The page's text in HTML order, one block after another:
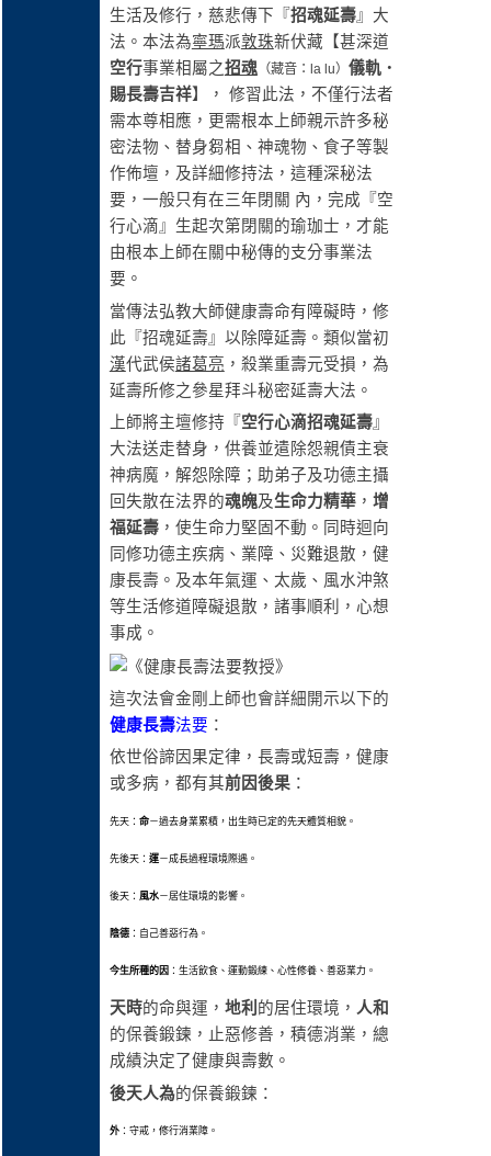
生活及修行，慈悲傳下『招魂延壽』大
法。本法為寧瑪派敦珠新伏藏【甚深道
空行事業相屬之招魂（藏音：la lu） 儀軌‧
賜長壽吉祥】， 修習此法，不僅行法者
需本尊相應，更需根本上師親示許多秘
密法物、替身芻相、神魂物、食子等製
作佈壇，及詳細修持法，這種深秘法
要，一般只有在三年閉關 內，完成『空
行心滴』生起次第閉關的瑜珈士，才能
由根本上師在關中秘傳的支分事業法
要。
當傳法弘教大師健康壽命有障礙時，修
此『招魂延壽』以除障延壽。類似當初
漢代武侯諸葛亮 ，殺業重壽元受損，為
延壽所修之參星拜斗秘密延壽大法。
上師將主壇修持『空行心滴招魂延壽』
大法送走替身，供養並遣除怨親債主衰
神病魔，解怨除障；助弟子及功德主攝
回失散在法界的魂魄及生命力精華， 增
福延壽，使生命力堅固不動。同時迴向
同修功德主疾病、業障、災難退散，健
康長壽。及本年氣運、太歲、風水沖煞
等生活修道障礙退散，諸事順利，心想
事成。
這次法會金剛上師也會詳細開示以下的
健康長壽法要 ：
依世俗諦因果定律，長壽或短壽，健康
或多病，都有其前因後果：
先天： 命－過去身業累積，出生時已定的先天體質相貌。
先後天： 運－成長過程環境際遇。
後天： 風水－居住環境的影響。
陰德：自己善惡行為。
今生所種的因 ：生活飲食、運動鍛練、心性修養、善惡業力。
天時的命與運， 地利 的居住環境， 人和
的保養鍛鍊，止惡修善，積德消業，總
成績決定了健康與壽數。
後天人為的保養鍛鍊：
外：守戒，修行消業障。